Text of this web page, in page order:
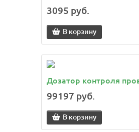
3095 руб.
В корзину
Дозатор контроля
99197 руб.
В корзину